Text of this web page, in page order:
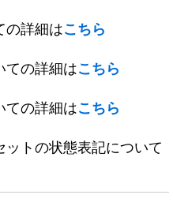
の詳細はこちら
ての詳細はこちら
ての詳細はこちら
トの状態表記について